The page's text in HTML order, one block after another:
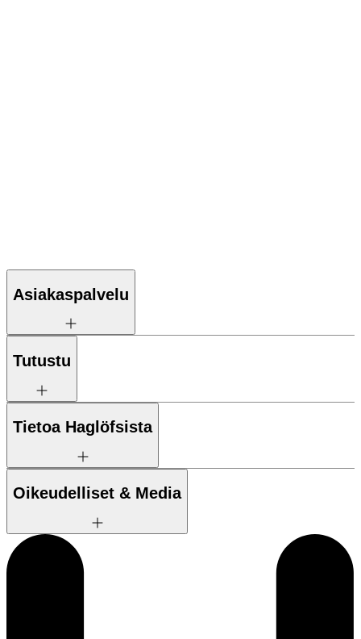
Asiakaspalvelu
Tutustu
Tietoa Haglöfsista
Oikeudelliset & Media